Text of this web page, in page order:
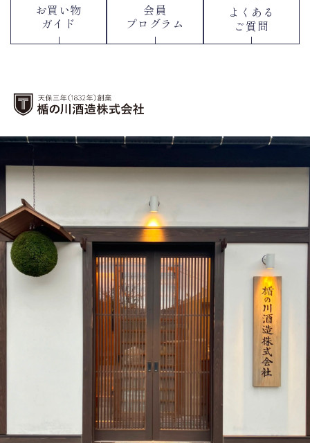
お買い物
ガイド
会員
プログラム
よくある
ご質問